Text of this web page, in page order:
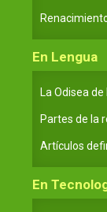
En Lengua
La Odisea
Partes de la
Artículos
En